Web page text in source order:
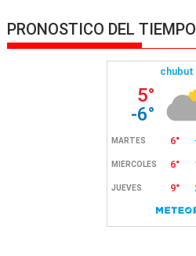
PRONOSTICO DEL TIEMPO